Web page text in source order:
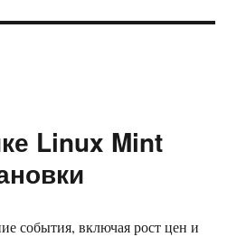
Linux Mint
события, включая рост цен и